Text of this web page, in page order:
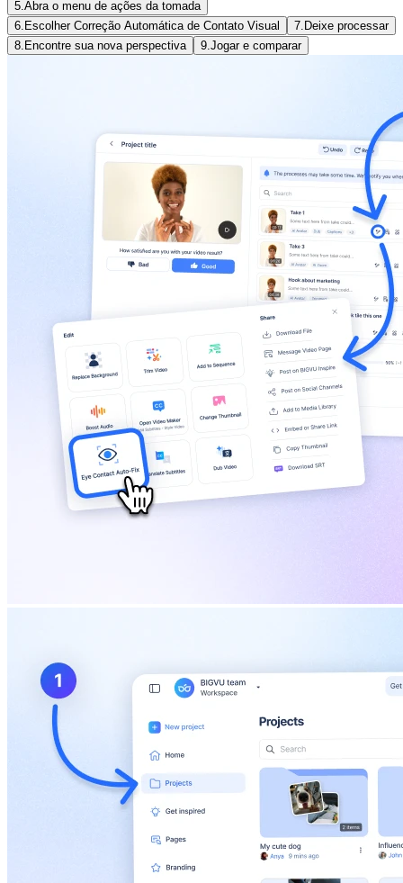
5. Abra o menu de ações da tomada
6. Escolher Correção Automática de Contato Visual 7. Deixe processar
8. Encontre sua nova perspectiva 9. Jogar e comparar